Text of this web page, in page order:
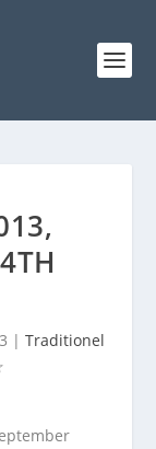
| Traditionel